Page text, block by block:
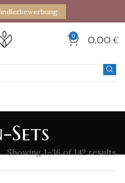
0 0,00 €
Sets
Showing 1–36 of 142 results